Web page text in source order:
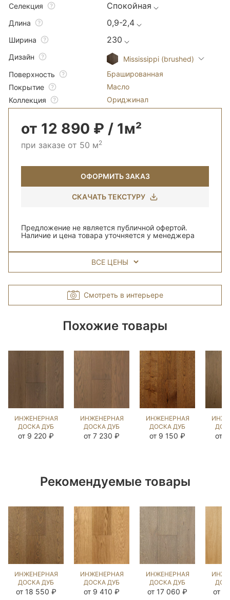
Селекция Спокойная
Длина 0,9-2,4
Ширина 230
Дизайн
Mississippi (brushed)
Поверхность
Брашированная
Покрытие
Масло
Коллекция
Ориджинал
от 12 890 ₽ / 1м²
при заказе от 50 м2
ОФОРМИТЬ ЗАКАЗ
СКАЧАТЬ ТЕКСТУРУ
Предложение не является публичной офертой.
Наличие и цена товара уточняется у менеджера
ВСЕ ЦЕНЫ
Смотреть в интерьере
Похожие товары
ИНЖЕНЕРНАЯ
ДОСКА ДУБ
БЬЁРН
от 9 220 ₽
ИНЖЕНЕРНАЯ
ДОСКА ДУБ
ФЛЭТ УАЙТ
от 7 230 ₽
ИНЖЕНЕРНАЯ
ДОСКА ДУБ
18 ВЕК
от 9 150 ₽ от
Рекомендуемые товары
ИНЖЕНЕРНАЯ
ДОСКА ДУБ
СТРЕЙВУД
от 18 550 ₽
ИНЖЕНЕРНАЯ
ДОСКА ДУБ
НАТУРАЛЬНЫЙ
от 9 410 ₽
ИНЖЕНЕРНАЯ
ДОСКА ДУБ
ЧЕСТ
от 17 060 ₽ от